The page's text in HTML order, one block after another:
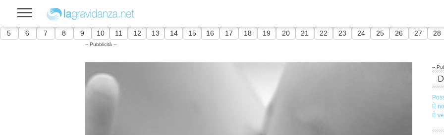
5 6 7 8 9 10 11 12 13 14 15 16 17 18 19 20 21 22 23 24 25 26 27 28
-- Pubblicità --
--
È
È